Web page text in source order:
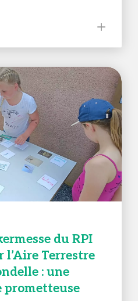
du RPI
l’Aire Terrestre
: une
prometteuse